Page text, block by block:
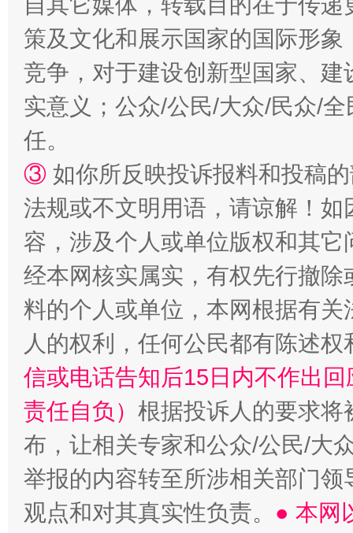
扯下公款旅游的“隐身衣” 如何以
“蜀中异人”王建安的艺术幻境
策及文化和展示国家的国际形
竞争，对于建设创新型国家、
实意义；公众/公民/大众/民众/
任。
③ 如你所反映投诉报料和投稿
法规或不文明用语，请谅解！
容，涉及个人或单位版权和其它
经本网核实属实，有权先行撤
料的个人或单位，本网根据有
人的权利，任何公民都有陈述
信或电话告知后15日内不作出
责任自负） 根据投诉人的要求将
布，让相关专家和公众/公民/大
举报的内容转至所涉相关部门
观点和对其真实性负责。 ● 本网